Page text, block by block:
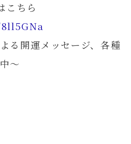
こちら
る開運メッセージ、各種
～